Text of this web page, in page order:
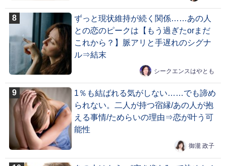
ずっと現状維持が続く関係……あの人
との恋のピークは【もう過ぎたorまだ
これから？】脈アリと手遅れのシグナ
ル⇒結末
シークエンスはやとも
1％も結ばれる気がしない……でも諦め
られない。二人が持つ宿縁/あの人が抱
える事情/ためらいの理由⇒恋が叶う可
能性
御瀧 政子